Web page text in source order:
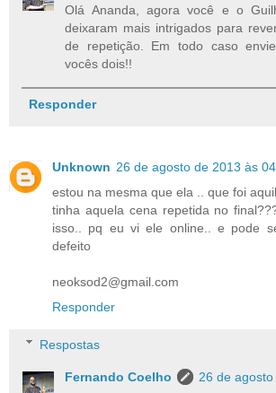
Olá Ananda, agora você e o
deixaram mais intrigados para
de repetição. Em todo caso
vocês dois!!
Responder
Unknown 26 de agosto de 2013 às
estou na mesma que ela .. que foi
tinha aquela cena repetida no
isso.. pq eu vi ele online.. e pode
defeito
neoksod2@gmail.com
Responder
Respostas
Fernando Coelho
26 de